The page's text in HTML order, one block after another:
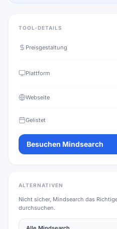
TOOL-DETAILS
Preisgestaltung
Plattform
Webseite
Gelistet
Besuchen Mindsearch
ALTERNATIVEN
Nicht sicher, Mindsearch das
durchsuchen.